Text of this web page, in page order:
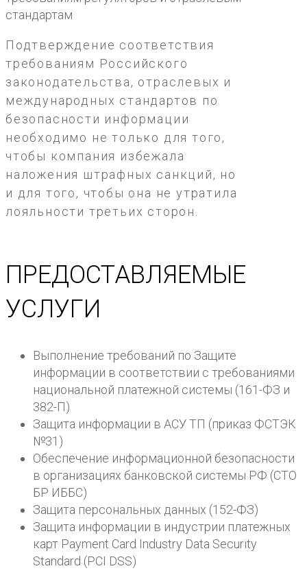
стандартам
Подтверждение соответствия
требованиям Российского
законодательства, отраслевых и
международных стандартов по
безопасности информации
необходимо не только для того,
чтобы компания избежала
наложения штрафных санкций, но
и для того, чтобы она не утратила
лояльности третьих сторон.
ПРЕДОСТАВЛЯЕМЫЕ
УСЛУГИ
Выполнение требований по Защите
информации в соответствии с требованиями
национальной платежной системы (161-ФЗ и
382-П)
Защита информации в АСУ ТП (приказ ФСТЭК
№31)
Обеспечение информационной безопасности
в организациях банковской системы РФ (СТО
БР ИББС)
Защита персональных данных (152-ФЗ)
Защита информации в индустрии платежных
карт Payment Card Industry Data Security
Standard (PCI DSS)